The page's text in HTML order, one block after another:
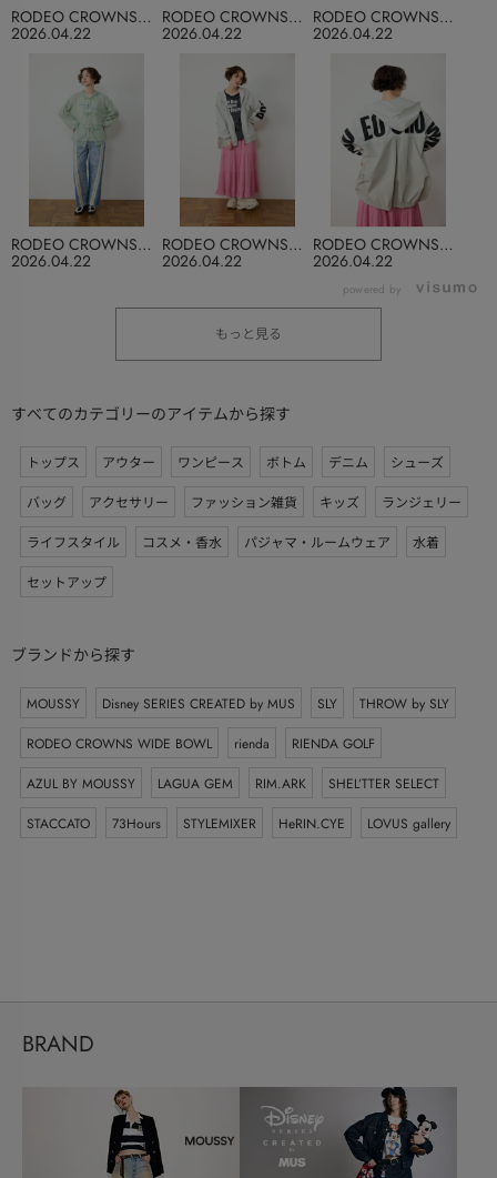
2026.04.22
RODEO CROWNS
WIDE BOWL 2026.04.22
RODEO CROWNS
WIDE BOWL 2026.04.22
RODEO CROWNS
WIDE BOWL
2026.04.22
RODEO CROWNS
WIDE BOWL 2026.04.22
RODEO CROWNS
WIDE BOWL 2026.04.22
RODEO CROWNS
WIDE BOWL
powered by
もっと見る
すべてのカテゴリーのアイテムから探す
トップス アウター ワンピース ボトム デニム
シューズ
バッグ
アクセサリー ファッション雑貨 キッズ
ランジェリー
ライフスタイル
コスメ・香水 パジャマ・ルームウェア
水着
セットアップ
ブランドから探す
MOUSSY Disney SERIES CREATED by MUS SLY
THROW by SLY
RODEO CROWNS WIDE BOWL
rienda
RIENDA GOLF
AZUL BY MOUSSY
LAGUA GEM RIM.ARK
SHEL’TTER SELECT
STACCATO
73Hours STYLEMIXER HeRIN.CYE LOVUS gallery
BRAND